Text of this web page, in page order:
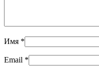
Имя *
Email *